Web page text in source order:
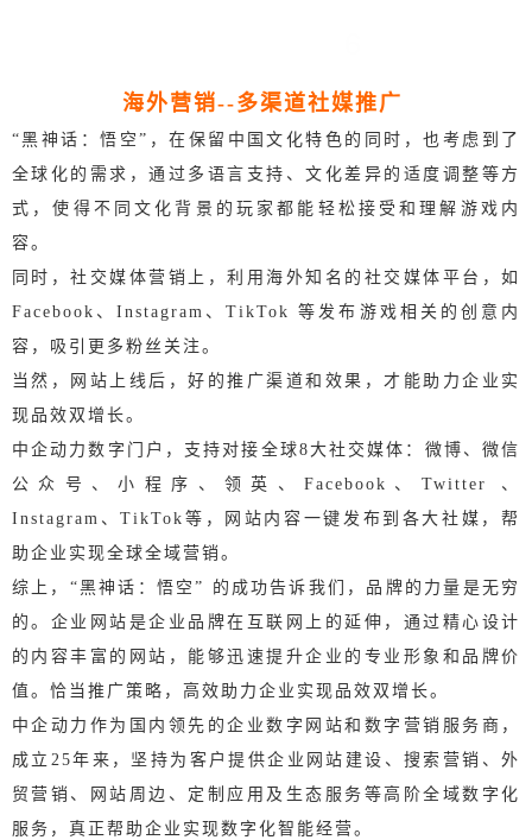
海外营销--多渠道社媒推广
“黑神话：悟空”，在保留中国文化特色的同时，也考虑到了
全球化的需求，通过多语言支持、文化差异的适度调整等方
式，使得不同文化背景的玩家都能轻松接受和理解游戏内
容。
同时，社交媒体营销上，利用海外知名的社交媒体平台，如
Facebook、Instagram、TikTok 等发布游戏相关的创意内
容，吸引更多粉丝关注。
当然，网站上线后，好的推广渠道和效果，才能助力企业实
现品效双增长。
中企动力数字门户，支持对接全球8大社交媒体：微博、微信
公众号、小程序、领英、Facebook、Twitter 、
Instagram、TikTok等，网站内容一键发布到各大社媒，帮
助企业实现全球全域营销。
综上，“黑神话： 悟空” 的成功告诉我们，品牌的力量是无穷
的。 企业网站是企业品牌在互联网上的延伸，通过精心设计
的内容丰富的网站，能够迅速提升企业的专业形象和品牌价
值。 恰当推广策略，高效助力企业实现品效双增长。
中企动力作为国内领先的企业数字网站和数字营销服务商，
成立25年来，坚持为客户提供企业网站建设、搜索营销、外
贸营销、网站周边、定制应用及生态服务等高阶全域数字化
服务，真正帮助企业实现数字化智能经营。